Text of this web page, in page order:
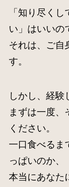
「知り尽く
い」はいいの
それは、ご自
す。
しかし、経験
まずは一度、
ください。
一口食べるま
っぱいのか、
本当にあなた